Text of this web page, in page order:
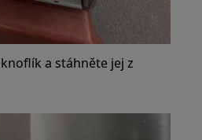
a stáhněte jej z